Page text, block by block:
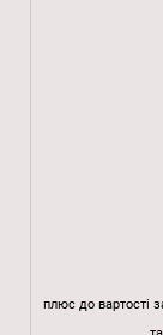
плюс до вартості